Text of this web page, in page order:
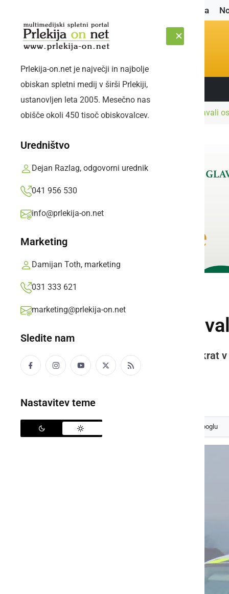
Naslovnica
SOBOTA, 8. AVGUST 2026 Sledite nam:
Prlekija-on.net je največji in najbolje
obiskan spletni medij v širši Prlekiji,
ustanovljen leta 2005. Mesečno nas
obišče okoli 450 tisoč obiskovalcev.
Uredništvo
Dejan Razlag, odgovorni urednik
041 956 530
info@prlekija-on.net
Marketing
Damijan Toth, marketing
031 333 621
marketing@prlekija-on.net
Sledite nam
Nastavitev teme
Naslovnica Črna kronikaPolicisti obravnavali
Policisti
Javni red in mir je bil kršen dvakrat
pomirili.
Izberite kot svoj prednostni vir na Googlu